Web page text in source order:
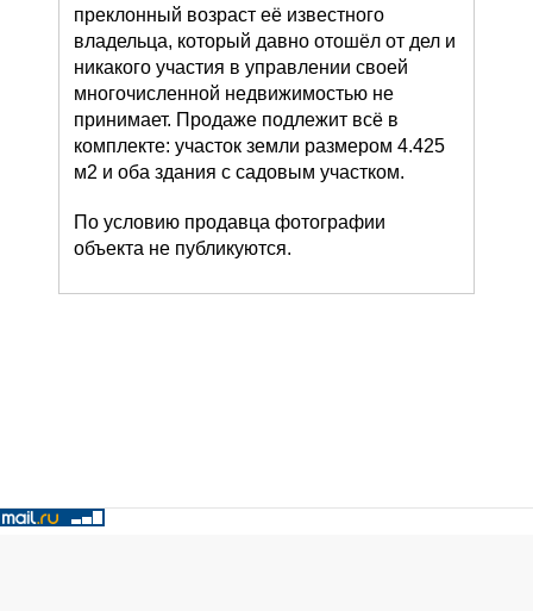
преклонный возраст её известного
владельца, который давно отошёл от дел и
никакого участия в управлении своей
многочисленной недвижимостью не
принимает. Продаже подлежит всё в
комплекте: участок земли размером 4.425
м2 и оба здания с садовым участком.
По условию продавца фотографии
объекта не публикуются.